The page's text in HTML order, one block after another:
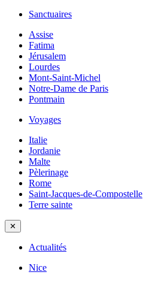
Sanctuaires
Assise
Fatima
Jérusalem
Lourdes
Mont-Saint-Michel
Notre-Dame de Paris
Pontmain
Voyages
Italie
Jordanie
Malte
Pèlerinage
Rome
Saint-Jacques-de-Compostelle
Terre sainte
✕
Actualités
Nice